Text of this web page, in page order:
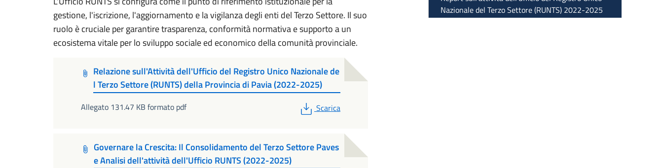
gestione, l'iscrizione, l'aggiornamento e la vigilanza degli enti del Terzo Settore. Il suo
ruolo è cruciale per garantire trasparenza, conformità normativa e supporto a un
ecosistema vitale per lo sviluppo sociale ed economico della comunità provinciale.
Relazione sull'Attività dell'Ufficio del Registro Unico Nazionale de
l Terzo Settore (RUNTS) della Provincia di Pavia (2022-2025)
Allegato 131.47 KB formato pdf PDF
Scarica
Governare la Crescita: Il Consolidamento del Terzo Settore Paves
e Analisi dell'attività dell'Ufficio RUNTS (2022-2025)
Nazionale del Terzo Settore (RUNTS) 2022-2025